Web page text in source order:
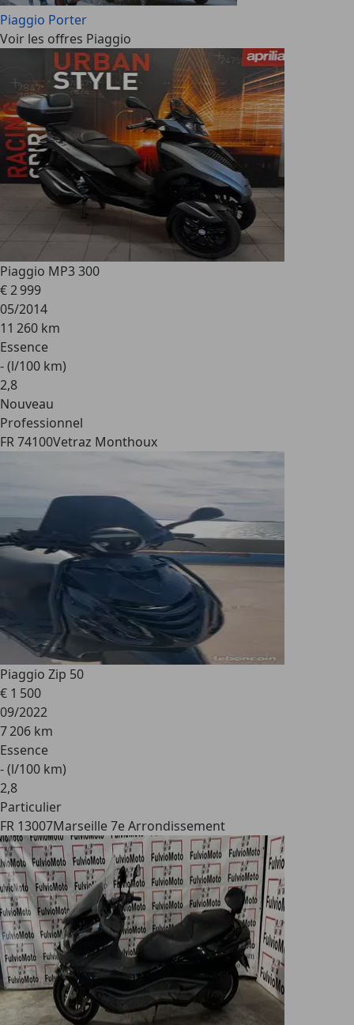
Piaggio Porter
Voir les offres Piaggio
Piaggio MP3 300
€ 2 999
05/2014
11 260 km
Essence
- (l/100 km)
2,8
Nouveau
Professionnel
FR 74100Vetraz Monthoux
Piaggio Zip 50
€ 1 500
09/2022
7 206 km
Essence
- (l/100 km)
2,8
Particulier
FR 13007Marseille 7e Arrondissement